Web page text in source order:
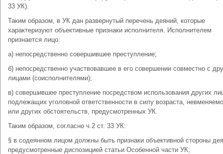
33 УК).
Таким образом, в УК дан развернутый перечень деяний, которые
характеризуют объективные признаки исполнителя. Исполнителем
признается лицо:
а) непосредственно совершившее преступление;
б) непосредственно участвовавшее в его совершении совместно с
лицами (соисполнителями);
в) совершившее преступление посредством использования других
подлежащих уголовной ответственности в силу возраста,
или других обстоятельств, предусмотренных УК.
Таким образом, согласно ч.2 ст. 33 УК:
§ в содеянном лицом должны быть признаки объективной стороны
предусмотренные диспозицией статьи Особенной части УК;